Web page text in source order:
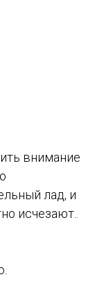
внимание
лад, и
исчезают..